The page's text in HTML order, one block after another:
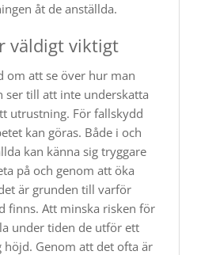
åt de anställda.
väldigt viktigt
om att se över hur man
ser till att inte underskatta
utrustning. För fallskydd
kan göras. Både i och
kan känna sig tryggare
på och genom att öka
är grunden till varför
finns. Att minska risken för
under tiden de utför ett
höjd. Genom att det ofta är